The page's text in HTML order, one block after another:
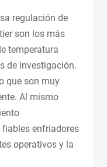
regulación de
son los más
temperatura
de investigación.
que son muy
Al mismo
fiables enfriadores
operativos y la